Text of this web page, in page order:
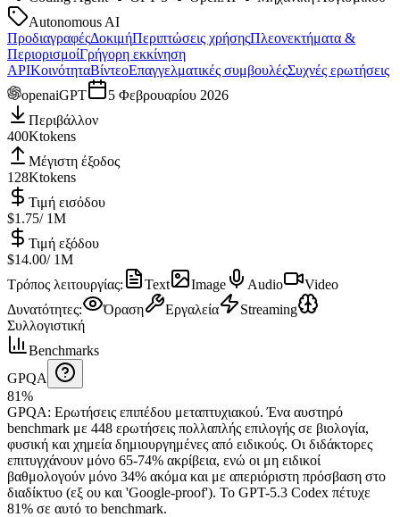
Autonomous AI
ΠροδιαγραφέςΔοκιμήΠεριπτώσεις χρήσηςΠλεονεκτήματα &
ΠεριορισμοίΓρήγορη εκκίνηση
APIΚοινότηταΒίντεοΕπαγγελματικές συμβουλέςΣυχνές ερωτήσεις
openaiGPT
5 Φεβρουαρίου 2026
Περιβάλλον
400Ktokens
Μέγιστη έξοδος
128Ktokens
Τιμή εισόδου
$1.75/ 1M
Τιμή εξόδου
$14.00/ 1M
Τρόπος λειτουργίας: Text Image Audio
Video
Δυνατότητες: Όραση Εργαλεία
Streaming
Συλλογιστική
Benchmarks
GPQA
81%
GPQA: Ερωτήσεις επιπέδου μεταπτυχιακού.Ένα αυστηρό
benchmark με 448 ερωτήσεις πολλαπλής επιλογής σε βιολογία,
φυσική και χημεία δημιουργημένες από ειδικούς. Οι διδάκτορες
επιτυγχάνουν μόνο 65-74% ακρίβεια, ενώ οι μη ειδικοί
βαθμολογούν μόνο 34% ακόμα και με απεριόριστη πρόσβαση στο
διαδίκτυο (εξ ου και 'Google-proof'). Το GPT-5.3 Codex πέτυχε
81% σε αυτό το benchmark.